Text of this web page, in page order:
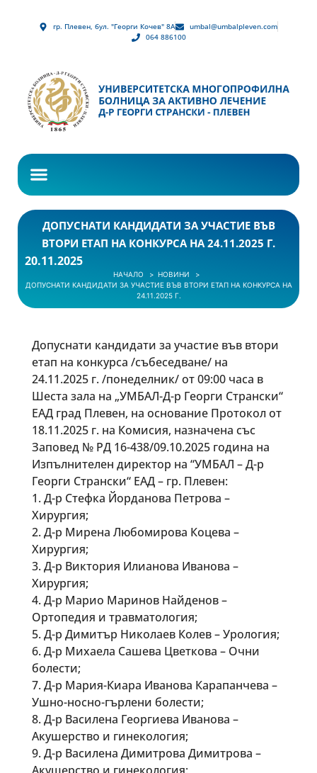
гр. Плевен, бул. "Георги Кочев" 8А
umbal@umbalpleven.com
064 886100
ДОПУСНАТИ КАНДИДАТИ ЗА УЧАСТИЕ ВЪВ
ВТОРИ ЕТАП НА КОНКУРСА НА 24.11.2025 Г.
20.11.2025
НАЧАЛО
НОВИНИ
ДОПУСНАТИ КАНДИДАТИ ЗА УЧАСТИЕ ВЪВ ВТОРИ ЕТАП НА КОНКУРСА НА
24.11.2025 Г.
Допуснати кандидати за участие във втори
етап на конкурса /събеседване/ на
24.11.2025 г. /понеделник/ от 09:00 часа в
Шеста зала на „УМБАЛ-Д-р Георги Странски“
ЕАД град Плевен, на основание Протокол от
18.11.2025 г. на Комисия, назначена със
Заповед № РД 16-438/09.10.2025 година на
Изпълнителен директор на “УМБАЛ – Д-р
Георги Странски“ ЕАД – гр. Плевен:
1. Д-р Стефка Йорданова Петрова –
Хирургия;
2. Д-р Мирена Любомирова Коцева –
Хирургия;
3. Д-р Виктория Илианова Иванова –
Хирургия;
4. Д-р Марио Маринов Найденов –
Ортопедия и травматология;
5. Д-р Димитър Николаев Колев – Урология;
6. Д-р Михаела Сашева Цветкова – Очни
болести;
7. Д-р Мария-Киара Иванова Карапанчева –
Ушно-носно-гърлени болести;
8. Д-р Василена Георгиева Иванова –
Акушерство и гинекология;
9. Д-р Василена Димитрова Димитрова –